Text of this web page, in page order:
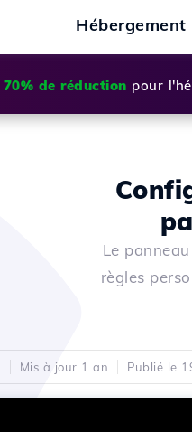
Hébergement
70% de réduction pour
Le
règles
Mis à jour 1 an Publié le